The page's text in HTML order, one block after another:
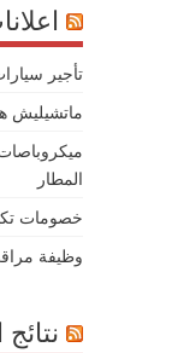
تأجير
ماتشيليش
المطار
خصومات
وظيفة